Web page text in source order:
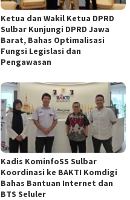
Ketua dan Wakil Ketua DPRD
Sulbar Kunjungi DPRD Jawa
Barat, Bahas Optimalisasi
Fungsi Legislasi dan
Pengawasan
Kadis KominfoSS Sulbar
Koordinasi ke BAKTI Komdigi
Bahas Bantuan Internet dan
BTS Seluler